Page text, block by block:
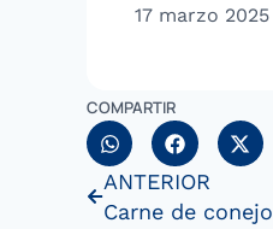
17 marzo 2025
COMPARTIR
ANTERIOR
Carne de conejo